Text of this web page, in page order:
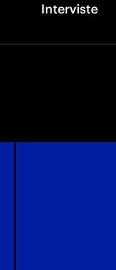
Interviste